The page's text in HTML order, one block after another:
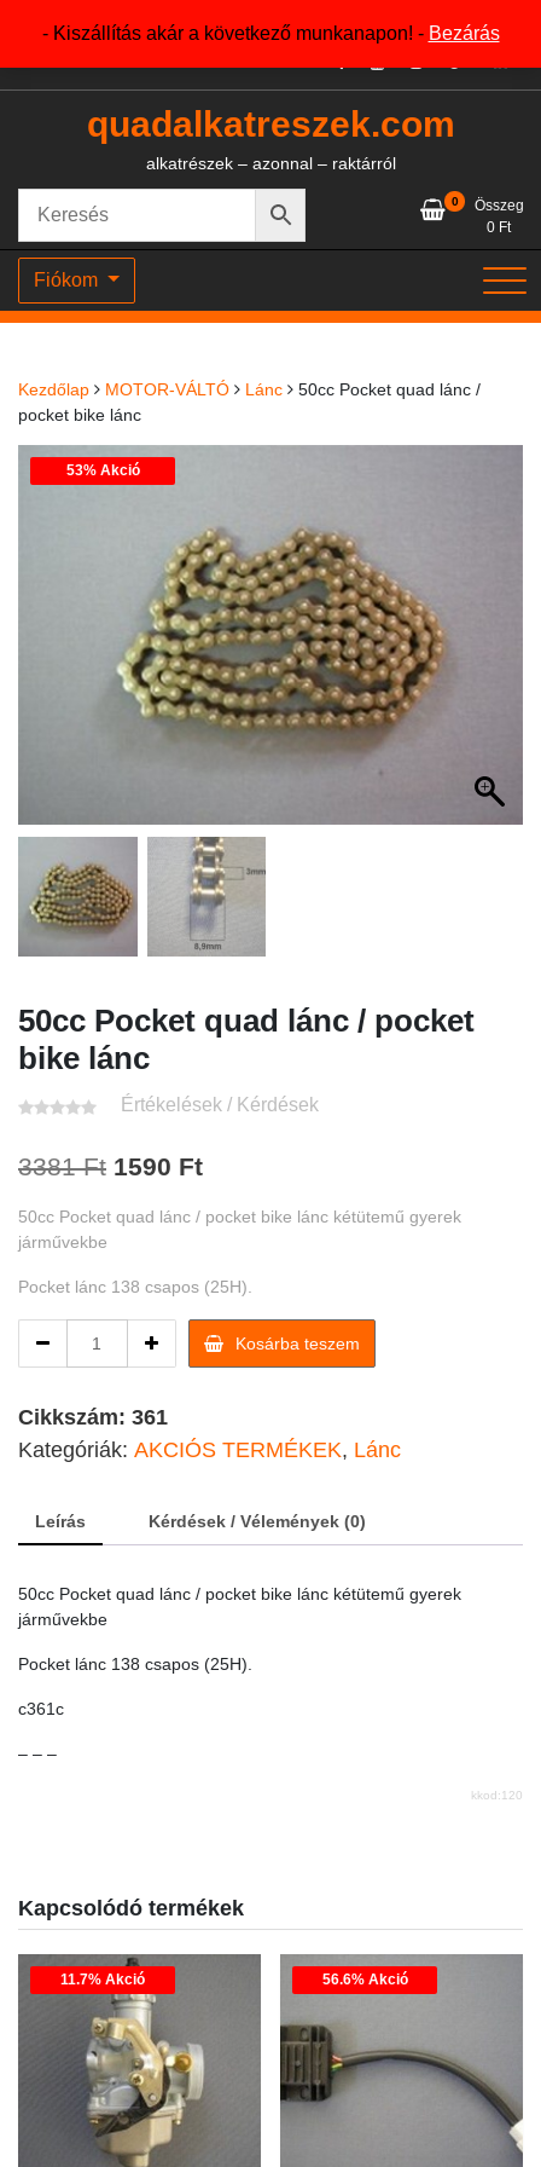
- Kiszállítás akár a következő munkanapon! - Bezárás
+36204327386
quadalkatreszek.com
alkatrészek – azonnal – raktárról
0
Összeg
0 Ft
Fiókom
Kezdőlap MOTOR-VÁLTÓ Lánc
50cc Pocket quad lánc /
pocket bike lánc
53% Akció
50cc Pocket quad lánc / pocket
bike lánc
Értékelések / Kérdések
3381Ft Original
3381 Ft.
1590 FtCurrent
1590 Ft.
50cc Pocket quad lánc / pocket bike lánc kétütemű gyerek
járművekbe
Pocket lánc 138 csapos (25H).
Pocket
lánc
pocket
quantity
Kosárba teszem
Cikkszám: 361
Kategóriák: AKCIÓS TERMÉKEK, Lánc
Leírás Kérdések / Vélemények (0)
50cc Pocket quad lánc / pocket bike lánc kétütemű gyerek
járművekbe
Pocket lánc 138 csapos (25H).
c361c
– – –
kkod:120
Kapcsolódó termékek
11.7% Akció 56.6% Akció